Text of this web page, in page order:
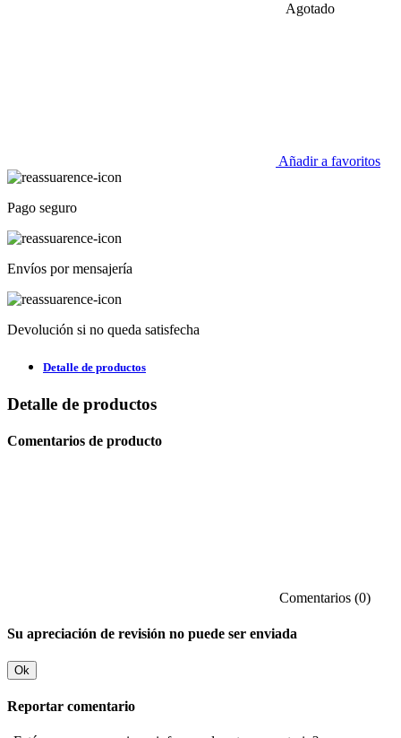
Agotado
Añadir a favoritos
Pago seguro
Envíos por mensajería
Devolución si no queda satisfecha
Detalle de productos
Detalle de productos
Comentarios de producto
Comentarios (0)
Su apreciación de revisión no puede ser enviada
Ok
Reportar comentario